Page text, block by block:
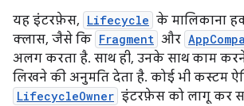
यह इंटरफ़ेस, Lifecycle के मालिकाना
क्लास, जैसे कि Fragment और
अलग करता है. साथ ही, उनके साथ काम
लिखने की अनुमति देता है. कोई भी कस्टम
LifecycleOwner इंटरफ़ेस को लागू कर